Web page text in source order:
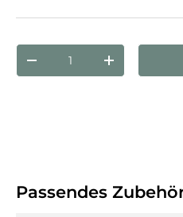
Anzahl
Menge verringernMenge
Passendes